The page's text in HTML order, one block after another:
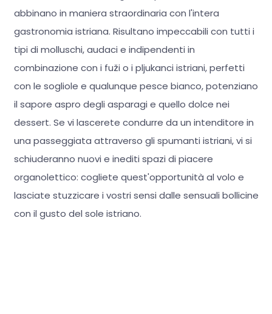
abbinano in maniera straordinaria con l'intera
gastronomia istriana. Risultano impeccabili con tutti i
tipi di molluschi, audaci e indipendenti in
combinazione con i fuži o i pljukanci istriani, perfetti
con le sogliole e qualunque pesce bianco, potenziano
il sapore aspro degli asparagi e quello dolce nei
dessert. Se vi lascerete condurre da un intenditore in
una passeggiata attraverso gli spumanti istriani, vi si
schiuderanno nuovi e inediti spazi di piacere
organolettico: cogliete quest'opportunità al volo e
lasciate stuzzicare i vostri sensi dalle sensuali bollicine
con il gusto del sole istriano.